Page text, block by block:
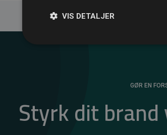
GØR EN
Styrk dit
VIS DETALJER